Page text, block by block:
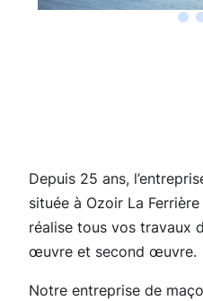
Depuis 25 ans,
située à Ozoir La
réalise tous vos travaux
œuvre et second œuvre.
Notre entreprise de